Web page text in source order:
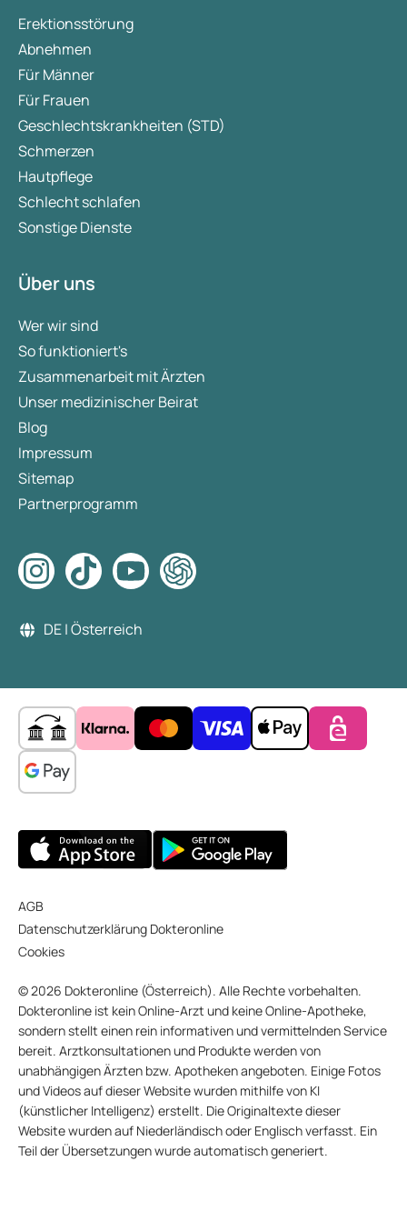
Erektionsstörung
Abnehmen
Für Männer
Für Frauen
Geschlechtskrankheiten (STD)
Schmerzen
Hautpflege
Schlecht schlafen
Sonstige Dienste
Über uns
Wer wir sind
So funktioniert's
Zusammenarbeit mit Ärzten
Unser medizinischer Beirat
Blog
Impressum
Sitemap
Partnerprogramm
DE | Österreich
AGB
Datenschutzerklärung Dokteronline
Cookies
© 2026 Dokteronline (Österreich). Alle Rechte vorbehalten.
Dokteronline ist kein Online-Arzt und keine Online-Apotheke,
sondern stellt einen rein informativen und vermittelnden Service
bereit. Arztkonsultationen und Produkte werden von
unabhängigen Ärzten bzw. Apotheken angeboten. Einige Fotos
und Videos auf dieser Website wurden mithilfe von KI
(künstlicher Intelligenz) erstellt. Die Originaltexte dieser
Website wurden auf Niederländisch oder Englisch verfasst. Ein
Teil der Übersetzungen wurde automatisch generiert.